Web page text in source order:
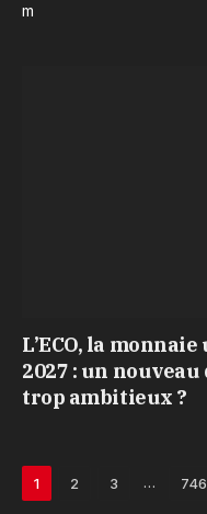
m
L’ECO, la
2027 : un
trop ambitieux ?
1 2 3 … 746